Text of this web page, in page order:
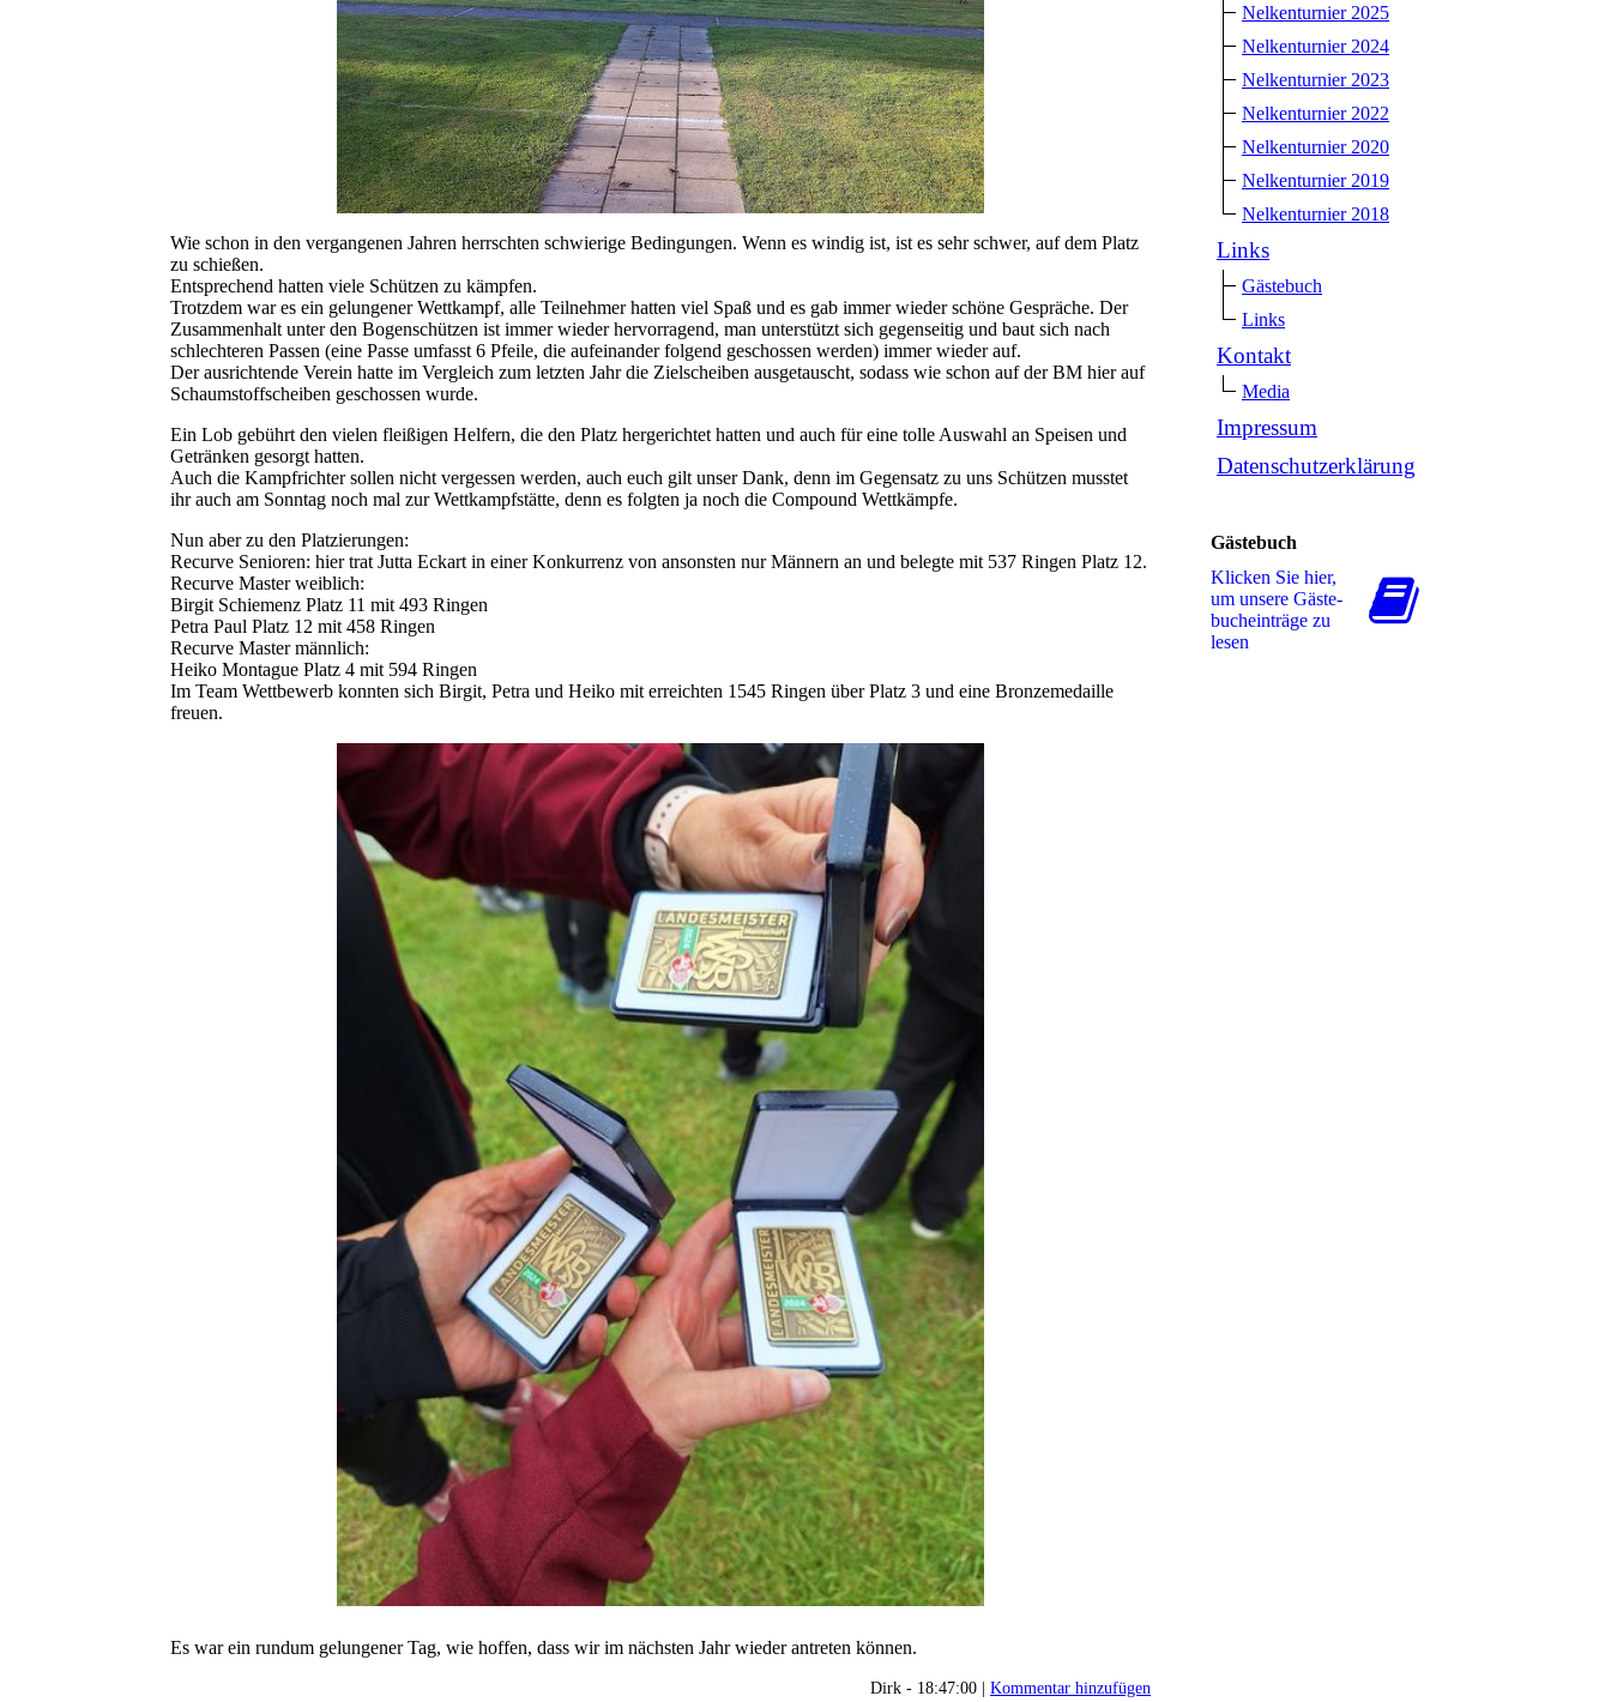
Wie schon in den vergangenen Jahren herrschten schwierige Bedingungen. Wenn es windig ist, ist es sehr schwer, auf dem Platz
zu schießen.
Entsprechend hatten viele Schützen zu kämpfen.
Trotzdem war es ein gelungener Wettkampf, alle Teilnehmer hatten viel Spaß und es gab immer wieder schöne Gespräche. Der
Zusammenhalt unter den Bogenschützen ist immer wieder hervorragend, man unterstützt sich gegenseitig und baut sich nach
schlechteren Passen (eine Passe umfasst 6 Pfeile, die aufeinander folgend geschossen werden) immer wieder auf.
Der ausrichtende Verein hatte im Vergleich zum letzten Jahr die Zielscheiben ausgetauscht, sodass wie schon auf der BM hier auf
Schaumstoffscheiben geschossen wurde.
Ein Lob gebührt den vielen fleißigen Helfern, die den Platz hergerichtet hatten und auch für eine tolle Auswahl an Speisen und
Getränken gesorgt hatten.
Auch die Kampfrichter sollen nicht vergessen werden, auch euch gilt unser Dank, denn im Gegensatz zu uns Schützen musstet
ihr auch am Sonntag noch mal zur Wettkampfstätte, denn es folgten ja noch die Compound Wettkämpfe.
Nun aber zu den Platzierungen:
Recurve Senioren: hier trat Jutta Eckart in einer Konkurrenz von ansonsten nur Männern an und belegte mit 537 Ringen Platz 12.
Recurve Master weiblich:
Birgit Schiemenz Platz 11 mit 493 Ringen
Petra Paul Platz 12 mit 458 Ringen
Recurve Master männlich:
Heiko Montague Platz 4 mit 594 Ringen
Im Team Wettbewerb konnten sich Birgit, Petra und Heiko mit erreichten 1545 Ringen über Platz 3 und eine Bronzemedaille
freuen.
Es war ein rundum gelungener Tag, wie hoffen, dass wir im nächsten Jahr wieder antreten können.
Dirk - 18:47:00 | Kommentar hinzufügen
Nelkenturnier 2025
Nelkenturnier 2024
Nelkenturnier 2023
Nelkenturnier 2022
Nelkenturnier 2020
Nelkenturnier 2019
Nelkenturnier 2018
Links
Gästebuch
Links
Kontakt
Media
Impressum
Datenschutzerklärung
Gästebuch
Klicken Sie hier,
um unsere Gäs­te­
buch­ein­trä­ge zu
lesen